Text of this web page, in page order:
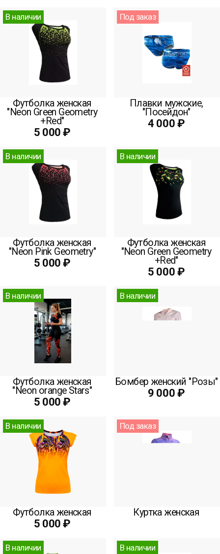
В наличии
Футболка женская
"Neon Green Geometry
+Red"
5 000 ₽
Под заказ
Плавки мужские,
"Посейдон"
4 000 ₽
В наличии
Футболка женская
"Neon Pink Geometry"
5 000 ₽
В наличии
Футболка женская
"Neon Green Geometry
+Red"
5 000 ₽
В наличии
Футболка женская
"Neon orange Stars"
5 000 ₽
В наличии
Бомбер женский "Розы"
9 000 ₽
В наличии
Футболка женская
5 000 ₽
Под заказ
Куртка женская
В наличии В наличии